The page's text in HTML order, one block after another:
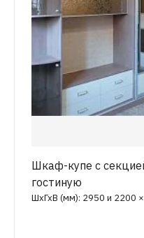
Шкаф-купе с
гостиную
ШхГхВ (мм): 2950 и 2200